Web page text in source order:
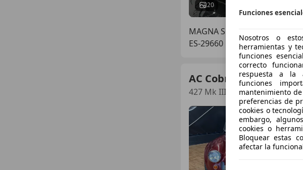
20
MAGNA SUPERCARS
ES-29660 MARBELLA
AC Cobra
427 Mk III
Funciones
Nosotros o
herramientas y
funciones
correcto
respuesta a la
funciones
mantenimiento
preferencias de
cookies o
embargo,
cookies o
Bloquear estas
afectar la